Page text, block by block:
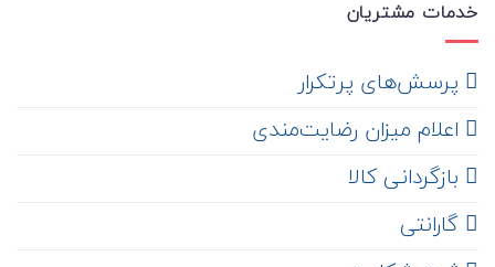
خدمات مشتریان
‌ پرسش‌های پرتکرار
اعلام میزان رضایت‌مندی
‌ بازگردانی کالا
گارانتی